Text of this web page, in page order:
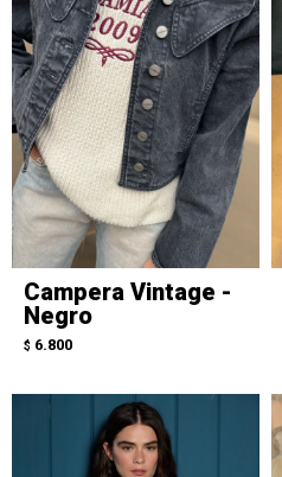
Campera Vintage -
Negro
$ 6.800